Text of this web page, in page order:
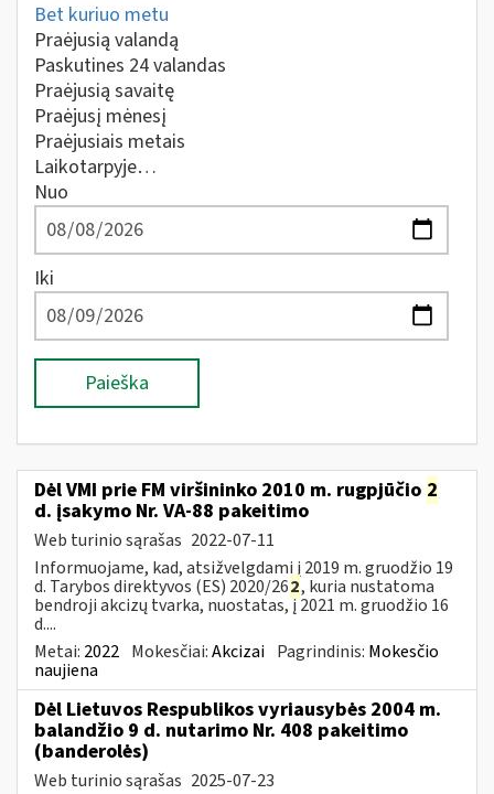
Bet kuriuo metu
Praėjusią valandą
Paskutines 24 valandas
Praėjusią savaitę
Praėjusį mėnesį
Praėjusiais metais
Laikotarpyje…
Nuo
Iki
Paieška
Dėl VMI prie FM viršininko 2010 m. rugpjūčio 2
d. įsakymo Nr. VA-88 pakeitimo
Web turinio sąrašas 2022-07-11
Informuojame, kad, atsižvelgdami į 2019 m. gruodžio 19
d. Tarybos direktyvos (ES) 2020/262, kuria nustatoma
bendroji akcizų tvarka, nuostatas, į 2021 m. gruodžio 16
d....
Metai: 2022 Mokesčiai:Akcizai Pagrindinis: Mokesčio
naujiena
Dėl Lietuvos Respublikos vyriausybės 2004 m.
balandžio 9 d. nutarimo Nr. 408 pakeitimo
(banderolės)
Web turinio sąrašas 2025-07-23